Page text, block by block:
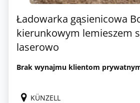
Ładowarka gąsienicowa
kierunkowym lemieszem
laserowo
Brak wynajmu klientom
KÜNZELL